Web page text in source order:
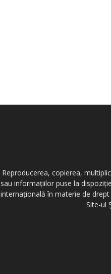
Reproducerea, copierea,
sau informațiilor puse la
internațională în materie de
Site-ul